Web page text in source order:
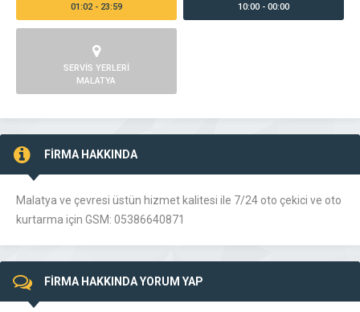
01:02 - 23:59
10:00 - 00:00
SERVİS YERLERİ
MALATYA
FİRMA HAKKINDA
Malatya ve çevresi üstün hizmet kalitesi ile 7/24 oto çekici ve oto
kurtarma için GSM: 05386640871
FİRMA HAKKINDA YORUM YAP